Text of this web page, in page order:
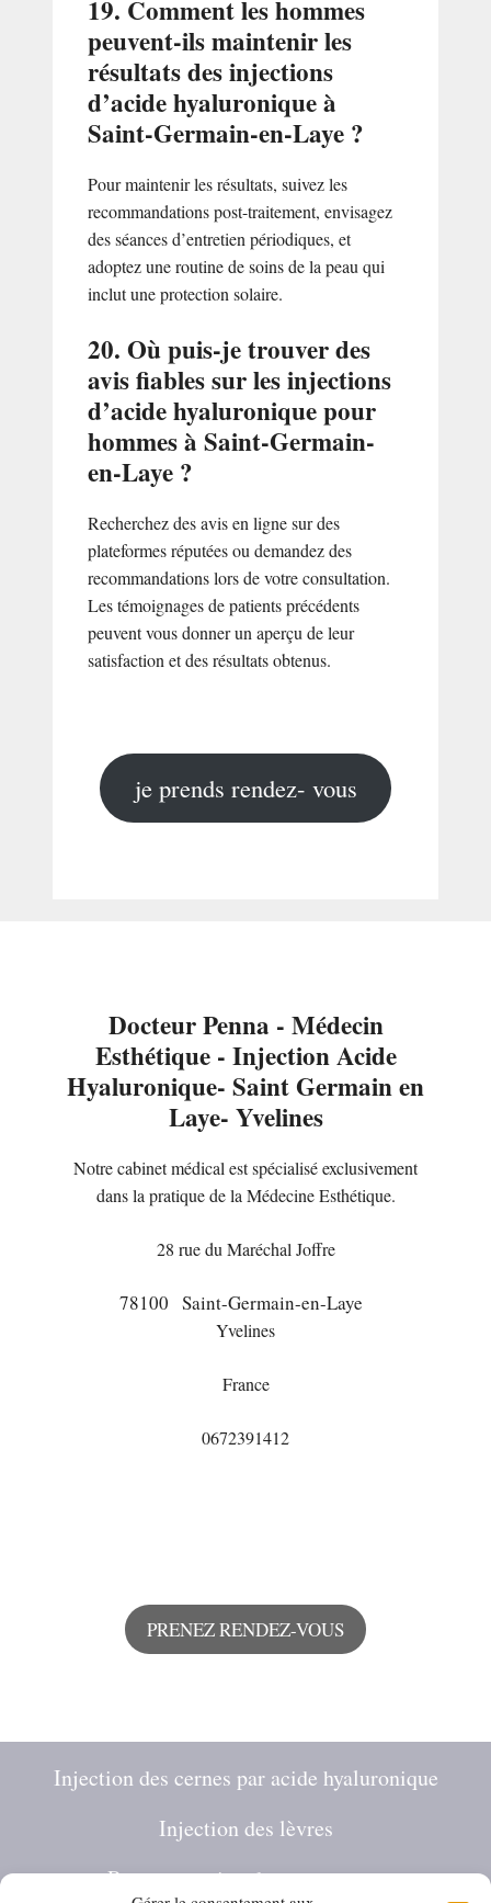
19. Comment les hommes
peuvent-ils maintenir les
résultats des injections
d’acide hyaluronique à
Saint-Germain-en-Laye ?
Pour maintenir les résultats, suivez les
recommandations post-traitement, envisagez
des séances d’entretien périodiques, et
adoptez une routine de soins de la peau qui
inclut une protection solaire.
20. Où puis-je trouver des
avis fiables sur les injections
d’acide hyaluronique pour
hommes à Saint-Germain-
en-Laye ?
Recherchez des avis en ligne sur des
plateformes réputées ou demandez des
recommandations lors de votre consultation.
Les témoignages de patients précédents
peuvent vous donner un aperçu de leur
satisfaction et des résultats obtenus.
je prends rendez- vous
Docteur Penna - Médecin
Esthétique - Injection Acide
Hyaluronique- Saint Germain en
Laye- Yvelines
Notre cabinet médical est spécialisé exclusivement
dans la pratique de la Médecine Esthétique.
28 rue du Maréchal Joffre
78100 Saint-Germain-en-Laye
Yvelines
France
0672391412
PRENEZ RENDEZ-VOUS
Injection des cernes par acide hyaluronique
Injection des lèvres
Restructuration des pommettes